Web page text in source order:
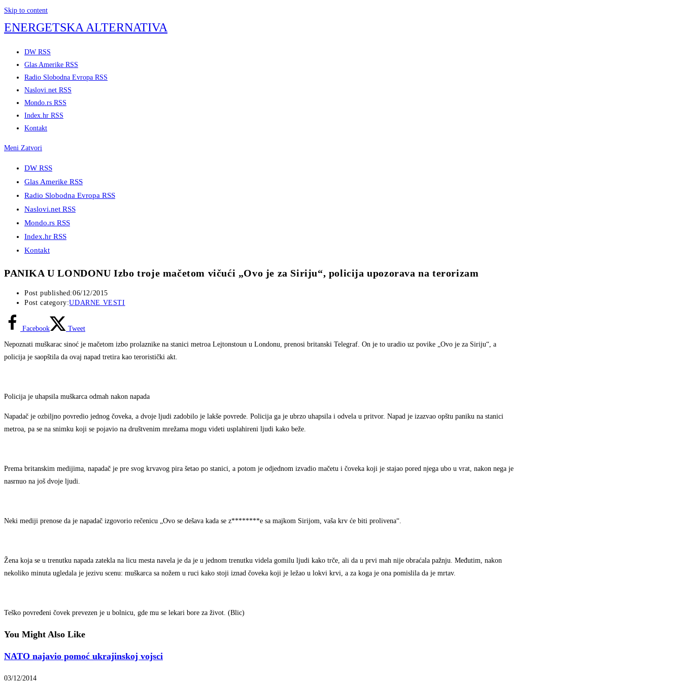
Skip to content
ENERGETSKA ALTERNATIVA
DW RSS
Glas Amerike RSS
Radio Slobodna Evropa RSS
Naslovi.net RSS
Mondo.rs RSS
Index.hr RSS
Kontakt
Meni Zatvori
DW RSS
Glas Amerike RSS
Radio Slobodna Evropa RSS
Naslovi.net RSS
Mondo.rs RSS
Index.hr RSS
Kontakt
PANIKA U LONDONU Izbo troje mačetom vičući „Ovo je za Siriju“, policija upozorava na terorizam
Post published:06/12/2015
Post category:UDARNE VESTI
Facebook Tweet
Nepoznati muškarac sinoć je mačetom izbo prolaznike na stanici metroa Lejtonstoun u Londonu, prenosi britanski Telegraf. On je to uradio uz povike „Ovo je za Siriju“, a
policija je saopštila da ovaj napad tretira kao teroristički akt.
Policija je uhapsila muškarca odmah nakon napada
Napadač je ozbiljno povredio jednog čoveka, a dvoje ljudi zadobilo je lakše povrede. Policija ga je ubrzo uhapsila i odvela u pritvor. Napad je izazvao opštu paniku na stanici
metroa, pa se na snimku koji se pojavio na društvenim mrežama mogu videti usplahireni ljudi kako beže.
Prema britanskim medijima, napadač je pre svog krvavog pira šetao po stanici, a potom je odjednom izvadio mačetu i čoveka koji je stajao pored njega ubo u vrat, nakon nega je
nasrnuo na još dvoje ljudi.
Neki mediji prenose da je napadač izgovorio rečenicu „Ovo se dešava kada se z********e sa majkom Sirijom, vaša krv će biti prolivena“.
Žena koja se u trenutku napada zatekla na licu mesta navela je da je u jednom trenutku videla gomilu ljudi kako trče, ali da u prvi mah nije obraćala pažnju. Međutim, nakon
nekoliko minuta ugledala je jezivu scenu: muškarca sa nožem u ruci kako stoji iznad čoveka koji je ležao u lokvi krvi, a za koga je ona pomislila da je mrtav.
Teško povređeni čovek prevezen je u bolnicu, gde mu se lekari bore za život. (Blic)
You Might Also Like
NATO najavio pomoć ukrajinskoj vojsci
03/12/2014